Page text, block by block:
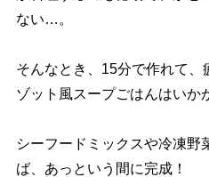
ない…。
そんなとき、15分で作れて、
ゾット風スープごはんはいか
シーフードミックスや冷凍野
ば、あっという間に完成！